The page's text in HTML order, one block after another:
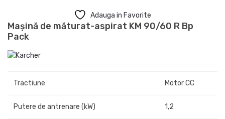
Adauga in Favorite
Mașină de măturat-aspirat KM 90/60 R Bp
Pack
Tractiune Motor CC
Putere de antrenare (kW) 1,2